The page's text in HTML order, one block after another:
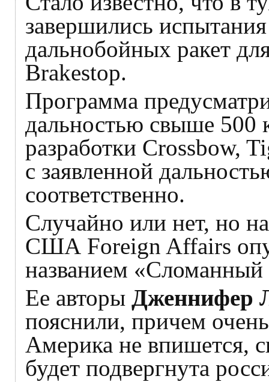
завершились
дальнобойных ракет
Brakestop.
Программа
дальностью свыше 500
разработки Crossbow,
с заявленной
соответственно.
Случайно или нет, но
США Foreign Affairs
названием
Ее авторы Дженнифер
пояснили, причем
Америка не впишется,
будет подвергнута